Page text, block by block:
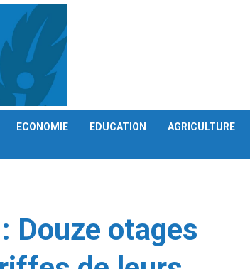
ECONOMIE EDUCATION AGRICULTURE
Douze otages